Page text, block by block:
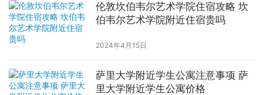
伦敦坎伯韦尔艺术学院住宿攻略 坎
伯韦尔艺术学院附近住宿贵吗
2024年4月15日
萨里大学附近学生公寓注意事项 萨
里大学附近学生公寓价格